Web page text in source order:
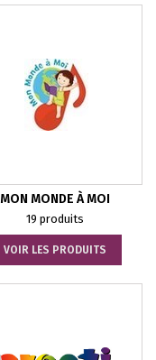
MON MONDE À MOI
19 produits
VOIR LES PRODUITS